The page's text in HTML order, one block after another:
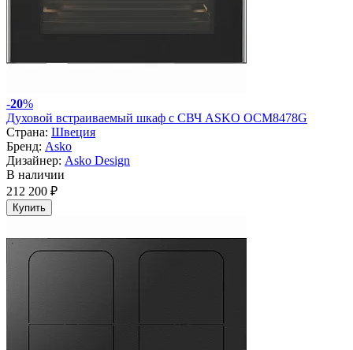
-20%
Духовой встраиваемый шкаф с СВЧ ASKO OCM8478G
Страна: Швеция
Бренд: Asko
Дизайнер: Asko Design
В наличии
212 200 ₽
Купить